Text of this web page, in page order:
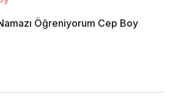
Öğreniyorum Cep Boy